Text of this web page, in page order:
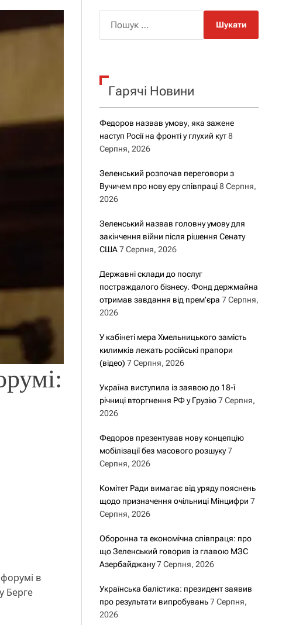
р
о
у
в
Берге
к
Гарячі Новини
Федоров назвав умову, яка зажене
наступ Росії на фронті у глухий кут 8
Серпня, 2026
Зеленський розпочав переговори з
Вучичем про нову еру співпраці 8 Серпня,
2026
Зеленський назвав головну умову для
закінчення війни після рішення Сенату
США 7 Серпня, 2026
Державні склади до послуг
постраждалого бізнесу. Фонд держмайна
отримав завдання від прем’єра 7 Серпня,
2026
У кабінеті мера Хмельницького замість
килимків лежать російські прапори
(відео) 7 Серпня, 2026
Україна виступила із заявою до 18-ї
річниці вторгнення РФ у Грузію 7 Серпня,
2026
Федоров презентував нову концепцію
мобілізації без масового розшуку 7
Серпня, 2026
Комітет Ради вимагає від уряду пояснень
щодо призначення очільниці Мінцифри 7
Серпня, 2026
Оборонна та економічна співпраця: про
що Зеленський говорив із главою МЗС
Азербайджану 7 Серпня, 2026
Українська балістика: президент заявив
про результати випробувань 7 Серпня,
2026